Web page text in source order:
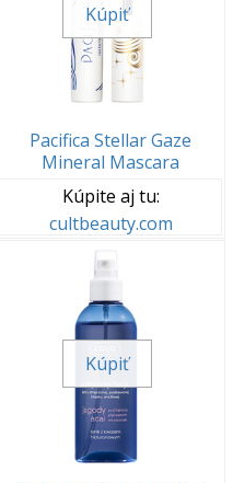
Kúpiť
Pacifica Stellar Gaze
Mineral Mascara
Kúpite aj tu:
cultbeauty.com
Kúpiť